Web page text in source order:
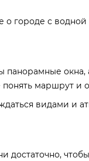
о городе с
маршрут и
видами и
достаточно,